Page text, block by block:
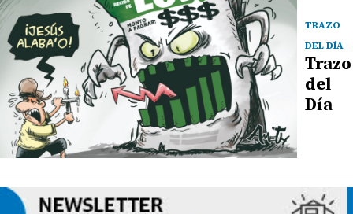
TRAZO
DEL DÍA
Trazo
del
Día